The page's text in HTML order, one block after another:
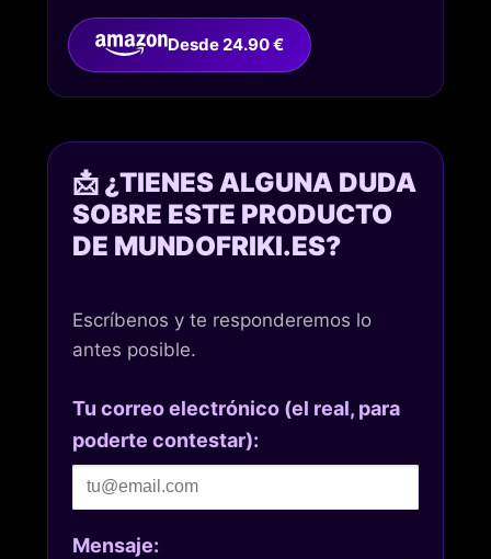
Desde 24.90 €
📩 ¿TIENES ALGUNA DUDA
SOBRE ESTE PRODUCTO
DE MUNDOFRIKI.ES?
Escríbenos y te responderemos lo
antes posible.
Tu correo electrónico (el real, para
poderte contestar):
Mensaje: